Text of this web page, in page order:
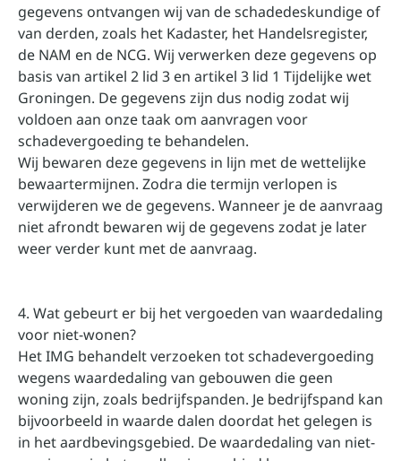
gegevens ontvangen wij van de schadedeskundige of
van derden, zoals het Kadaster, het Handelsregister,
de NAM en de NCG. Wij verwerken deze gegevens op
basis van artikel 2 lid 3 en artikel 3 lid 1 Tijdelijke wet
Groningen. De gegevens zijn dus nodig zodat wij
voldoen aan onze taak om aanvragen voor
schadevergoeding te behandelen.
Wij bewaren deze gegevens in lijn met de wettelijke
bewaartermijnen. Zodra die termijn verlopen is
verwijderen we de gegevens. Wanneer je de aanvraag
niet afrondt bewaren wij de gegevens zodat je later
weer verder kunt met de aanvraag.
4. Wat gebeurt er bij het vergoeden van waardedaling
voor niet-wonen?
Het IMG behandelt verzoeken tot schadevergoeding
wegens waardedaling van gebouwen die geen
woning zijn, zoals bedrijfspanden. Je bedrijfspand kan
bijvoorbeeld in waarde dalen doordat het gelegen is
in het aardbevingsgebied. De waardedaling van niet-